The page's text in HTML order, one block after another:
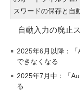
スワードの保存と自
自動入力の廃止ス
2025年6月以降：
できなくなる
2025年7月中：「
る